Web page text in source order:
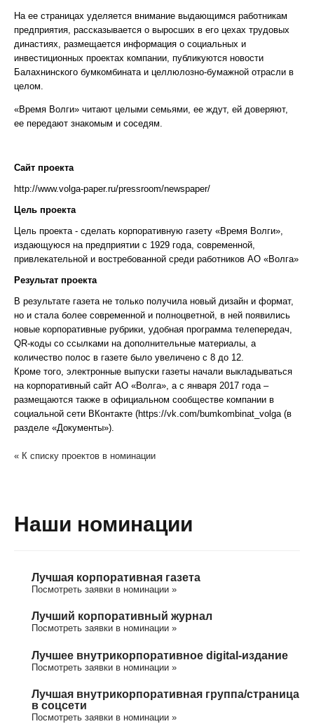
На ее страницах уделяется внимание выдающимся работникам
предприятия, рассказывается о выросших в его цехах трудовых
династиях, размещается информация о социальных и
инвестиционных проектах компании, публикуются новости
Балахнинского бумкомбината и целлюлозно-бумажной отрасли в
целом.
«Время Волги» читают целыми семьями, ее ждут, ей доверяют,
ее передают знакомым и соседям.
Сайт проекта
http://www.volga-paper.ru/pressroom/newspaper/
Цель проекта
Цель проекта - сделать корпоративную газету «Время Волги»,
издающуюся на предприятии с 1929 года, современной,
привлекательной и востребованной среди работников АО «Волга»
Результат проекта
В результате газета не только получила новый дизайн и формат,
но и стала более современной и полноцветной, в ней появились
новые корпоративные рубрики, удобная программа телепередач,
QR-коды со ссылками на дополнительные материалы, а
количество полос в газете было увеличено с 8 до 12.
Кроме того, электронные выпуски газеты начали выкладываться
на корпоративный сайт АО «Волга», а с января 2017 года –
размещаются также в официальном сообществе компании в
социальной сети ВКонтакте (https://vk.com/bumkombinat_volga (в
разделе «Документы»).
« К списку проектов в номинации
Наши номинации
Лучшая корпоративная газета
Посмотреть заявки в номинации »
Лучший корпоративный журнал
Посмотреть заявки в номинации »
Лучшее внутрикорпоративное digital-издание
Посмотреть заявки в номинации »
Лучшая внутрикорпоративная группа/cтраница
в соцсети
Посмотреть заявки в номинации »